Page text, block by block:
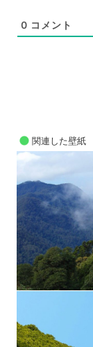
0 コメント
関連した壁紙